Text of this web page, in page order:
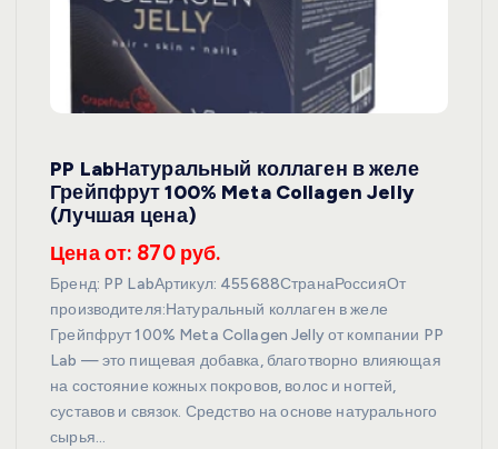
PP LabНатуральный коллаген в желе
Грейпфрут 100% Meta Collagen Jelly
(Лучшая цена)
Цена от: 870 руб.
Бренд: PP LabАртикул: 455688СтранаРоссияОт
производителя:Натуральный коллаген в желе
Грейпфрут 100% Meta Collagen Jelly от компании PP
Lab — это пищевая добавка, благотворно влияющая
на состояние кожных покровов, волос и ногтей,
суставов и связок. Средство на основе натурального
сырья…